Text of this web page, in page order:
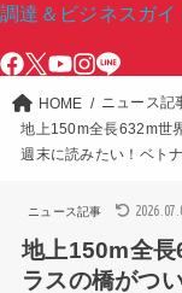
調達＆ビジネスガ
HOME
ニュース記
地上150m全長632m世
週末に読みたい！ベト
ニュース記事
地上150m全
ラスの橋がつ